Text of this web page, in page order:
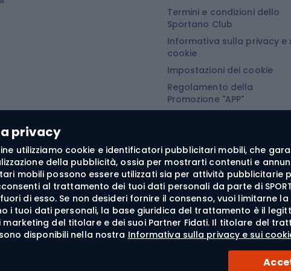
privacy
utilizziamo cookie e identificatori pubblicitari mobili, che
della pubblicità, ossia per mostrarti contenuti e
mobili possono essere utilizzati sia per attività pubblicitarie
al trattamento dei tuoi dati personali da parte di
di esso. Se non desideri fornire il consenso, vuoi
i tuoi dati personali, la base giuridica del trattamento è il
del titolare e dei suoi Partner Fidati. Il titolare del
disponibili nella nostra Informativa sulla privacy e sui
turistiche
da trekking
softshell
da trekking
antivento
da trekking
termoattivo
Abbigliamento da
Camminata nordica
Accessori per il nordic
Bastoncini per il Nordic
Termini e condizioni dello
Sportano Club
Informativa sulla privacy e
cookie
Impostazioni dei cookie
Regolamento della
Promozione "APP"